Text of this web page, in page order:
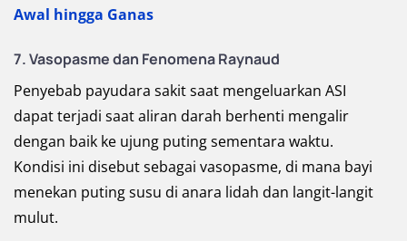
Awal hingga Ganas
7. Vasopasme dan Fenomena Raynaud
Penyebab payudara sakit saat mengeluarkan ASI
dapat terjadi saat aliran darah berhenti mengalir
dengan baik ke ujung puting sementara waktu.
Kondisi ini disebut sebagai vasopasme, di mana bayi
menekan puting susu di anara lidah dan langit-langit
mulut.